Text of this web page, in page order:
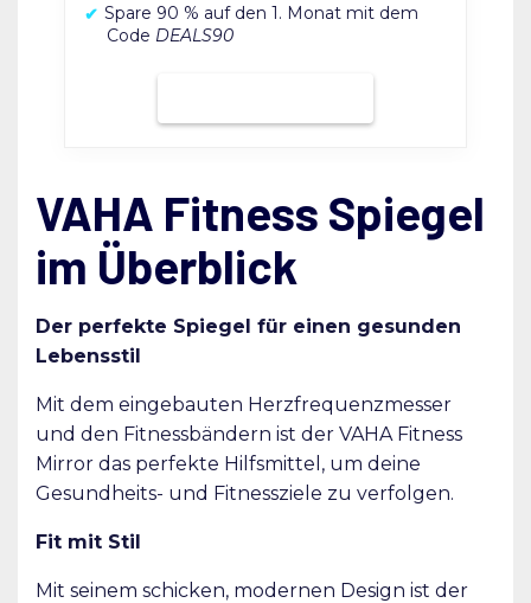
Spare 90 % auf den 1. Monat mit dem
Code DEALS90
VAHA Fitness Spiegel
im Überblick
Der perfekte Spiegel für einen gesunden
Lebensstil
Mit dem eingebauten Herzfrequenzmesser
und den Fitnessbändern ist der VAHA Fitness
Mirror das perfekte Hilfsmittel, um deine
Gesundheits- und Fitnessziele zu verfolgen.
Fit mit Stil
Mit seinem schicken, modernen Design ist der